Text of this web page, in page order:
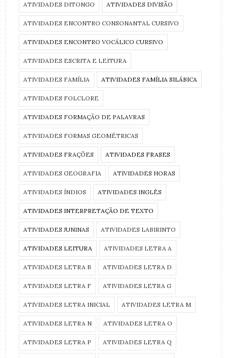
ATIVIDADES DITONGO ATIVIDADES DIVISÃO
ATIVIDADES ENCONTRO CONSONANTAL CURSIVO
ATIVIDADES ENCONTRO VOCÁLICO CURSIVO
ATIVIDADES ESCRITA E LEITURA
ATIVIDADES FAMÍLIA ATIVIDADES FAMÍLIA SILÁBICA
ATIVIDADES FOLCLORE
ATIVIDADES FORMAÇÃO DE PALAVRAS
ATIVIDADES FORMAS GEOMÉTRICAS
ATIVIDADES FRAÇÕES ATIVIDADES FRASES
ATIVIDADES GEOGRAFIA ATIVIDADES HORAS
ATIVIDADES ÍNDIOS ATIVIDADES INGLÊS
ATIVIDADES INTERPRETAÇÃO DE TEXTO
ATIVIDADES JUNINAS ATIVIDADES LABIRINTO
ATIVIDADES LEITURA ATIVIDADES LETRA A
ATIVIDADES LETRA B ATIVIDADES LETRA D
ATIVIDADES LETRA F ATIVIDADES LETRA G
ATIVIDADES LETRA INICIAL ATIVIDADES LETRA M
ATIVIDADES LETRA N ATIVIDADES LETRA O
ATIVIDADES LETRA P ATIVIDADES LETRA Q